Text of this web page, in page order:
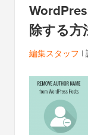
除する方
編集スタッフ |